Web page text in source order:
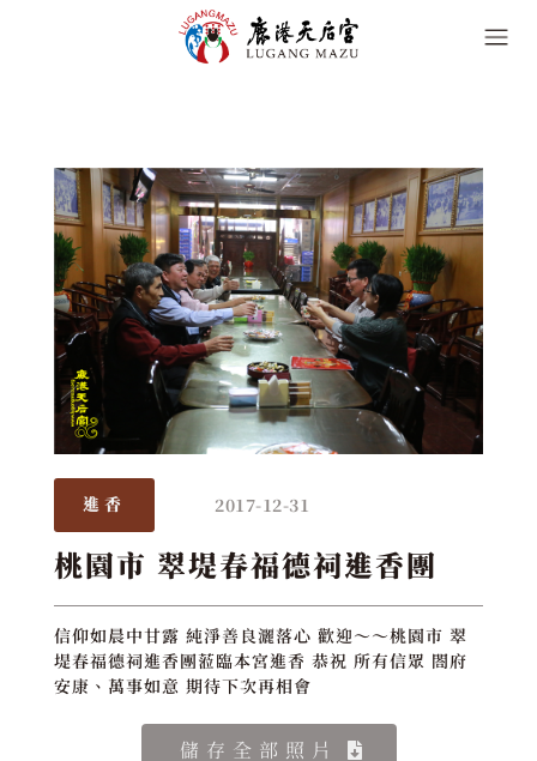
進香 2017-12-31
桃園市 翠堤春福德祠進香團
信仰如晨中甘露 純淨善良灑落心 歡迎～～桃園市 翠
堤春福德祠進香團蒞臨本宮進香 恭祝 所有信眾 閤府
安康、萬事如意 期待下次再相會
儲存全部照片